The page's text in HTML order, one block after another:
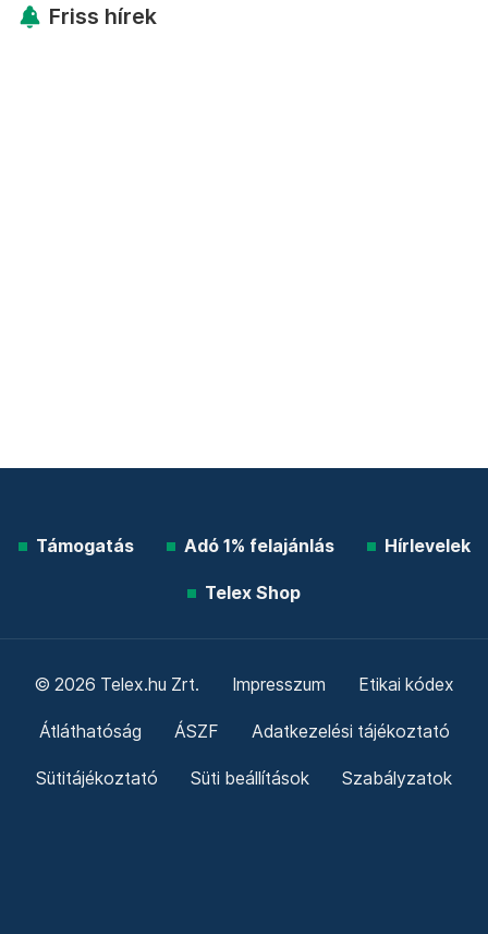
Friss hírek
Támogatás Adó 1% felajánlás Hírlevelek
Telex Shop
© 2026 Telex.hu Zrt. Impresszum Etikai kódex
Átláthatóság ÁSZF Adatkezelési tájékoztató
Sütitájékoztató Süti beállítások Szabályzatok